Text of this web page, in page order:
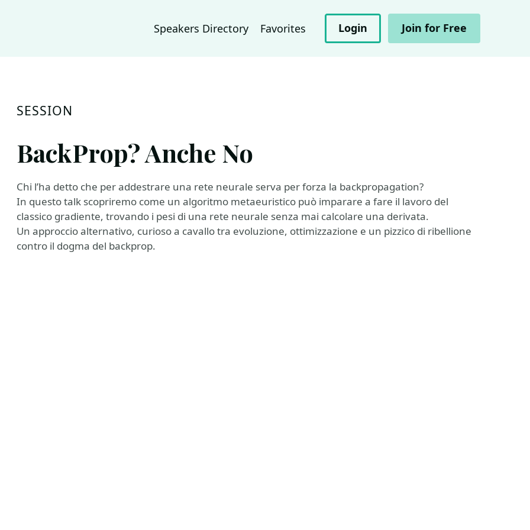
Speakers Directory Favorites Login Join for Free
SESSION
BackProp? Anche No
Chi l’ha detto che per addestrare una rete neurale serva per forza la backpropagation?
In questo talk scopriremo come un algoritmo metaeuristico può imparare a fare il lavoro del
classico gradiente, trovando i pesi di una rete neurale senza mai calcolare una derivata.
Un approccio alternativo, curioso a cavallo tra evoluzione, ottimizzazione e un pizzico di ribellione
contro il dogma del backprop.